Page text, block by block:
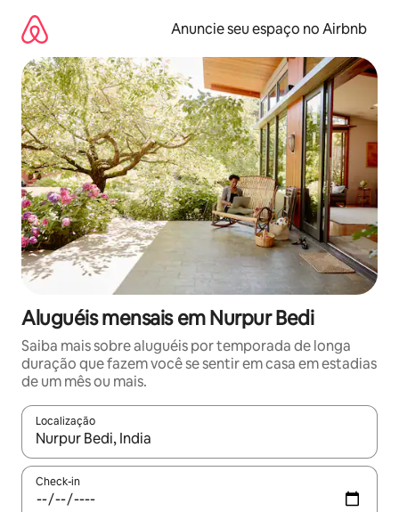
para
conteúdo
Anuncie seu espaço no Airbnb
Aluguéis mensais em Nurpur Bedi
Saiba mais sobre aluguéis por temporada de longa
duração que fazem você se sentir em casa em estadias
de um mês ou mais.
Localização
Quando os resultados estiverem disponíveis, explore-os
Check-in